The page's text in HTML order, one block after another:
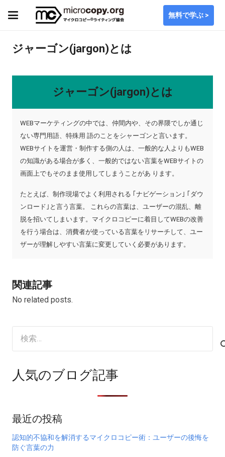
無料で学ぶ >
ジャーゴン(jargon)とは
ジャーゴン(jargon)とは
WEBマーケティングの中では、仲間内や、その界隈でしか通じ
ない専門用語、特殊用 語のことをシャーゴンと言います。
WEBサイトを運営・制作する側の人は、一般的な人よりもWEB
の知識がある場合が多く、一般的ではない言葉をWEBサイトの
画面上でもそのまま使用してしまうことがあ ります。
たとえば、制作現場でよく利用される ｢ナビゲーション｣ ｢ダウ
ンロード｣と言う言葉。 これらの言葉は、ユーザーの混乱、離
脱を招いてしまいます。マイクロコピーに着目してWEBの改善
を行う場合は、消費者が使っている言葉をリサーチして、ユー
ザーが理解しやすい言葉に変更していく必要があります。
関連記事
No related posts.
人気のブログ記事
最近の投稿
認知的不協和を解消するマイクロコピー術：ユーザーの後悔を
防ぐ言葉の力